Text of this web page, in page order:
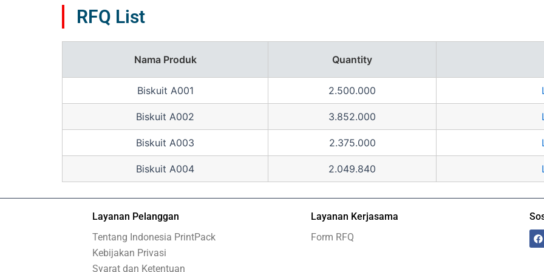
RFQ List
Nama Produk Quantity
Biskuit A001 2.500.000
Biskuit A002 3.852.000
Biskuit A003 2.375.000
Biskuit A004 2.049.840
Layanan Pelanggan
Tentang Indonesia PrintPack
Kebijakan Privasi
Syarat dan Ketentuan
Layanan Kerjasama
Form RFQ
F
a
c